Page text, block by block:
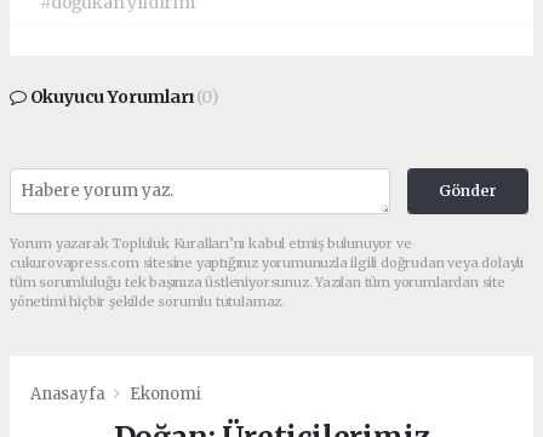
Okuyucu Yorumları(0)
Gönder
Yorum yazarak Topluluk Kuralları’nı kabul etmiş bulunuyor ve
cukurovapress.com sitesine yaptığınız yorumunuzla ilgili doğrudan veya dolaylı
tüm sorumluluğu tek başınıza üstleniyorsunuz. Yazılan tüm yorumlardan site
yönetimi hiçbir şekilde sorumlu tutulamaz.
Anasayfa Ekonomi